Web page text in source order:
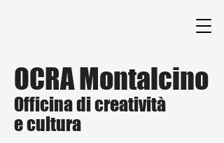
OCRA Montalcino
Officina di creatività
e cultura